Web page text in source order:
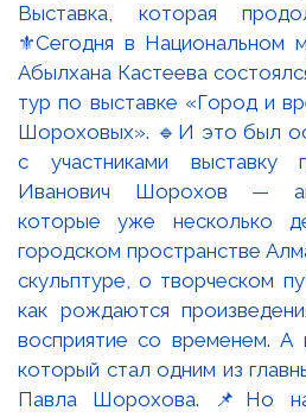
Выставка, которая
⚜️Сегодня в Национальном
Абылхана Кастеева
тур по выставке «Город и
Шороховых». 🔹И это был
с участниками
Иванович Шорохов —
которые уже несколько
городском пространстве
скульптуре, о творческом
как рождаются
восприятие со временем.
который стал одним из
Павла Шорохова. 📌Но